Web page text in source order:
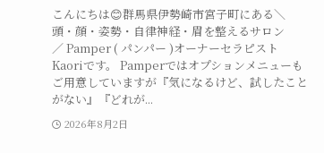
こんにちは😊群馬県伊勢崎市宮子町にある＼
頭・顔・姿勢・自律神経・眉を整えるサロン
／ Pamper ( パンパー )オーナーセラピスト
Kaoriです。 Pamperではオプションメニューも
ご用意していますが『気になるけど、試したこと
がない』『どれが...
2026年8月2日